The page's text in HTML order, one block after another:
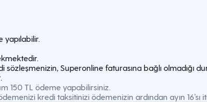
yapılabilir.
sözleşmenizin, Superonline faturasına bağlı olmadığı
150 TL ödeme yapabilirsiniz.
kredi taksitinizi ödemenizin ardından ayın 16’sı